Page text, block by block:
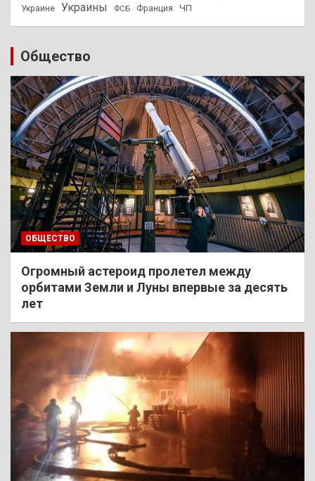
Украине Украины ФСБ Франция ЧП
Общество
ОБЩЕСТВО
Огромный астероид пролетел между
орбитами Земли и Луны впервые за десять
лет